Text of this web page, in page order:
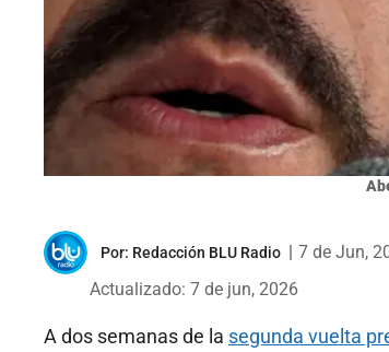
Por: Redacción BLU Radio
7 de Jun,
Actualizado: 7 de jun, 2026
A dos semanas de la segunda vuelta